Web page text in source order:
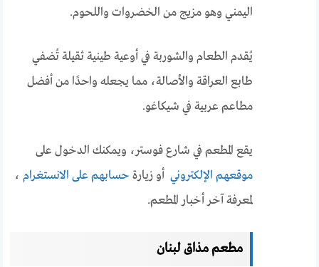
اليمني وهومزيج من الخضروات واللحوم.
يُقدم الطعام والشوربة في أوعية طينية ثقيلة تُضفي
طابع العراقة والأصالة، مما يجعله واحدًا من أفضل
مطاعم عربية في شيكاغو.
يقع المطعم في شارع فوستر، ويمكنك الدخول على
موقعهم الإلكتروني أو زيارة حسابهم على الانستغرام ،
لمعرفة آخر أخبار المطعم.
مطعم مذاق لبنان